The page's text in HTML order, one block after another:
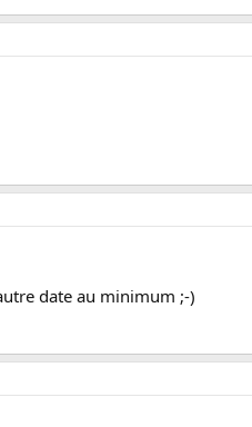
date au minimum ;-)